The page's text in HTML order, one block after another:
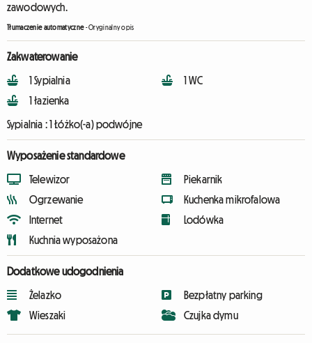
zawodowych.
Tłumaczenie automatyczne-Oryginalny opis
Zakwaterowanie
1 Sypialnia
1 łazienka
1 WC
Sypialnia :1 Łóżko(-a) podwójne
Wyposażenie standardowe
Telewizor
Ogrzewanie
Internet
Kuchnia wyposażona
Piekarnik
Kuchenka mikrofalowa
Lodówka
Dodatkowe udogodnienia
Żelazko
Wieszaki
Bezpłatny parking
Czujka dymu